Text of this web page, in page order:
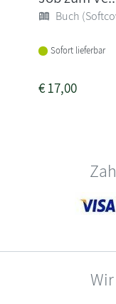
Buch
Sofort lieferbar
€17,00